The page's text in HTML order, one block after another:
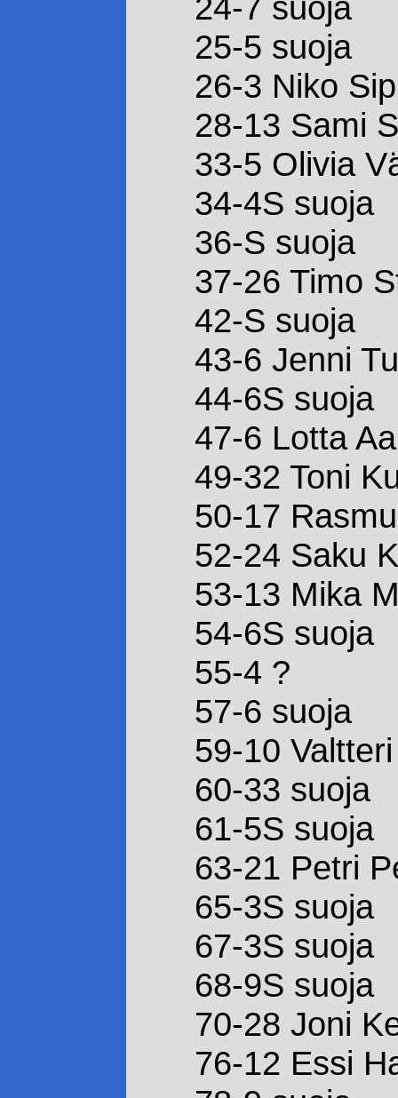
25-5 suoja
26-3 Niko
28-13 Sami
33-5 Olivia
34-4S suoja
36-S suoja
37-26 Timo
42-S suoja
43-6 Jenni
44-6S suoja
47-6 Lotta
49-32 Toni
50-17
52-24 Saku
53-13 Mika
54-6S suoja
55-4 ?
57-6 suoja
59-10
60-33 suoja
61-5S suoja
63-21 Petri
65-3S suoja
67-3S suoja
68-9S suoja
70-28 Joni
76-12 Essi